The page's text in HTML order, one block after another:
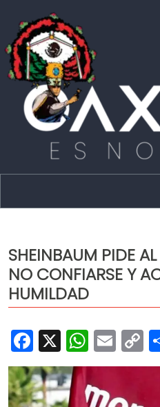
Capital
Policíaca
Cultura
Deportes
Opinión
SHEINBAUM PIDE
NO CONFIARSE Y
HUMILDAD
Facebook
X